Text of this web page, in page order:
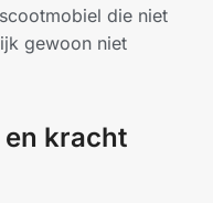
die niet
gewoon niet
kracht